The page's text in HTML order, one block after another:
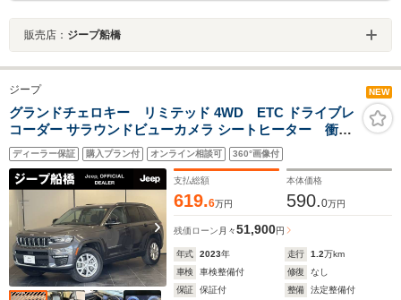
販売店： ジープ船橋
ジープ NEW
グランドチェロキー リミテッド 4WD ETC ドライブレ
コーダー サラウンドビューカメラ シートヒーター 衝突
被害軽減ブレーキ ブラインドスポットモニター
ディーラー保証 購入プラン付 オンライン相談可 360°画像付
支払総額
619.6万円
本体価格
590.0万円
残価ローン 月々51,900円
年式 2023年 走行 1.2万km
車検
車検整備付 修復
なし
保証
保証付 整備
法定整備付